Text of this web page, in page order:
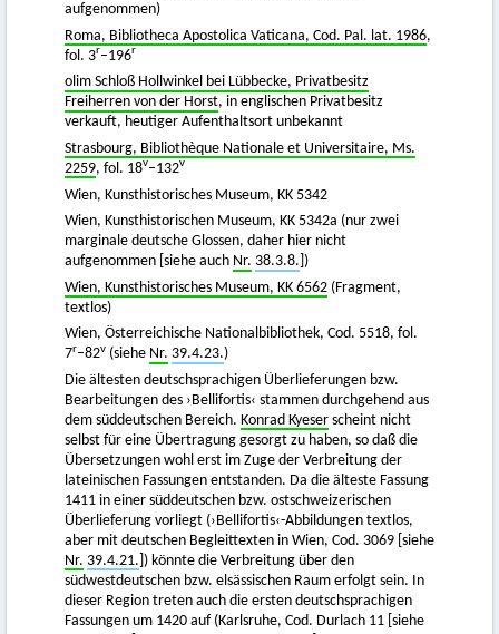
aufgenommen)
Roma, Bibliotheca Apostolica Vaticana, Cod. Pal. lat. 1986,
fol. 3r–196r
olim Schloß Hollwinkel bei Lübbecke, Privatbesitz
Freiherren von der Horst, in englischen Privatbesitz
verkauft, heutiger Aufenthaltsort unbekannt
Strasbourg, Bibliothèque Nationale et Universitaire, Ms.
2259, fol. 18v–132v
Wien, Kunsthistorisches Museum, KK 5342
Wien, Kunsthistorischen Museum, KK 5342a (nur zwei
marginale deutsche Glossen, daher hier nicht
aufgenommen [siehe auch Nr. 38.3.8. ])
Wien, Kunsthistorisches Museum, KK 6562 (Fragment,
textlos)
Wien, Österreichische Nationalbibliothek, Cod. 5518, fol.
7r–82v (siehe Nr. 39.4.23.)
Die ältesten deutschsprachigen Überlieferungen bzw.
Bearbeitungen des ›Bellifortis‹ stammen durchgehend aus
dem süddeutschen Bereich. Konrad Kyeser scheint nicht
selbst für eine Übertragung gesorgt zu haben, so daß die
Übersetzungen wohl erst im Zuge der Verbreitung der
lateinischen Fassungen entstanden. Da die älteste Fassung
1411 in einer süddeutschen bzw. ostschweizerischen
Überlieferung vorliegt (›Bellifortis‹-Abbildungen textlos,
aber mit deutschen Begleittexten in Wien, Cod. 3069 [siehe
Nr. 39.4.21. ]) könnte die Verbreitung über den
südwestdeutschen bzw. elsässischen Raum erfolgt sein. In
dieser Region treten auch die ersten deutschsprachigen
Fassungen um 1420 auf (Karlsruhe, Cod. Durlach 11 [siehe